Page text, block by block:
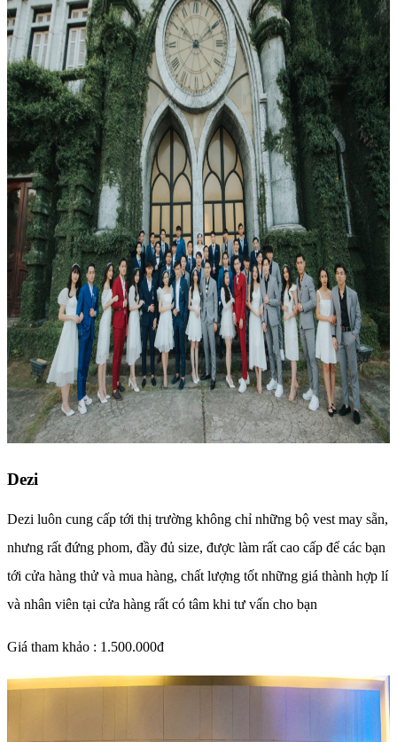
Dezi
Dezi luôn cung cấp tới thị trường không chỉ những bộ vest may sẵn,
nhưng rất đứng phom, đầy đủ size, được làm rất cao cấp để các bạn
tới cửa hàng thử và mua hàng, chất lượng tốt những giá thành hợp lí
và nhân viên tại cửa hàng rất có tâm khi tư vấn cho bạn
Giá tham khảo : 1.500.000đ